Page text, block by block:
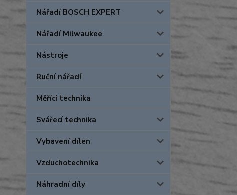
Nářadí BOSCH EXPERT
Nářadí Milwaukee
Nástroje
Ruční nářadí
Měřící technika
Svářecí technika
Vybavení dílen
Vzduchotechnika
Náhradní díly